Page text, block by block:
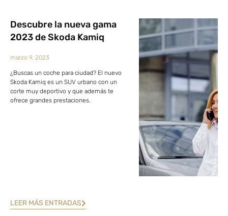
Descubre la nueva gama
2023 de Skoda Kamiq
marzo 9, 2023
¿Buscas un coche para ciudad? El nuevo
Skoda Kamiq es un SUV urbano con un
corte muy deportivo y que además te
ofrece grandes prestaciones.
LEER MÁS ENTRADAS